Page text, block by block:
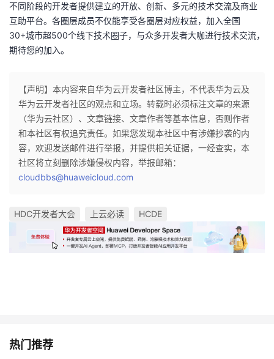
不同阶段的开发者提供建立的开放、创新、多元的技术交流及商业
互助平台。各圈层成员不仅能享受各圈层对应权益，加入全国
30+城市超500个线下技术圈子，与众多开发者大咖进行技术交流，
期待您的加入。
【声明】本内容来自华为云开发者社区博主，不代表华为云及
华为云开发者社区的观点和立场。转载时必须标注文章的来源
（华为云社区）、文章链接、文章作者等基本信息，否则作者
和本社区有权追究责任。如果您发现本社区中有涉嫌抄袭的内
容，欢迎发送邮件进行举报，并提供相关证据，一经查实，本
社区将立刻删除涉嫌侵权内容，举报邮箱：
cloudbbs@huaweicloud.com
HDC开发者大会 上云必读 HCDE
热门推荐